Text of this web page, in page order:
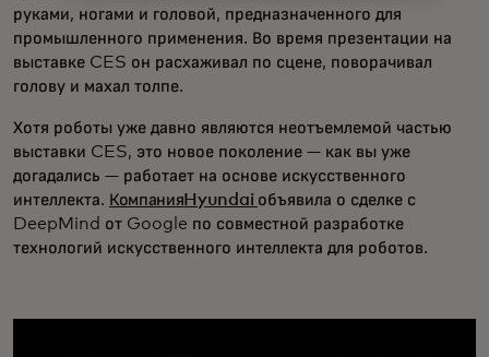
руками, ногами и головой, предназначенного для
промышленного применения. Во время презентации на
выставке CES он расхаживал по сцене, поворачивал
голову и махал толпе.
Хотя роботы уже давно являются неотъемлемой частью
выставки CES, это новое поколение — как вы уже
догадались — работает на основе искусственного
интеллекта. КомпанияHyundai объявила о сделке с
DeepMind от Google по совместной разработке
технологий искусственного интеллекта для роботов.